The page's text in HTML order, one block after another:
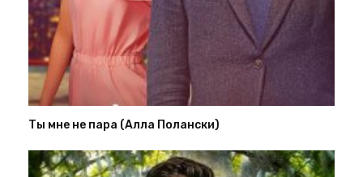
Ты мне не пара (Алла Полански)